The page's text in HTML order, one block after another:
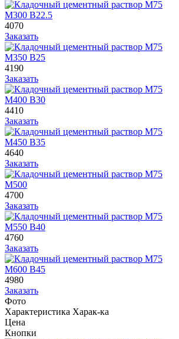
М300 В22.5
4070
Заказать
М350 В25
4190
Заказать
М400 В30
4410
Заказать
М450 В35
4640
Заказать
М500
4700
Заказать
М550 В40
4760
Заказать
М600 В45
4980
Заказать
Фото
Характеристика Харак-ка
Цена
Кнопки